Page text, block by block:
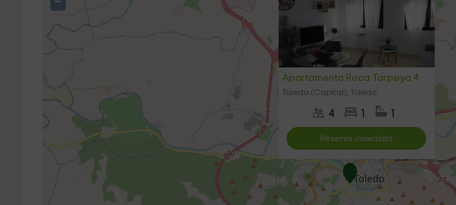
Apartamento Roca Tarpeya 4
Toledo (Capital), Toledo
4
Reserva inmediata